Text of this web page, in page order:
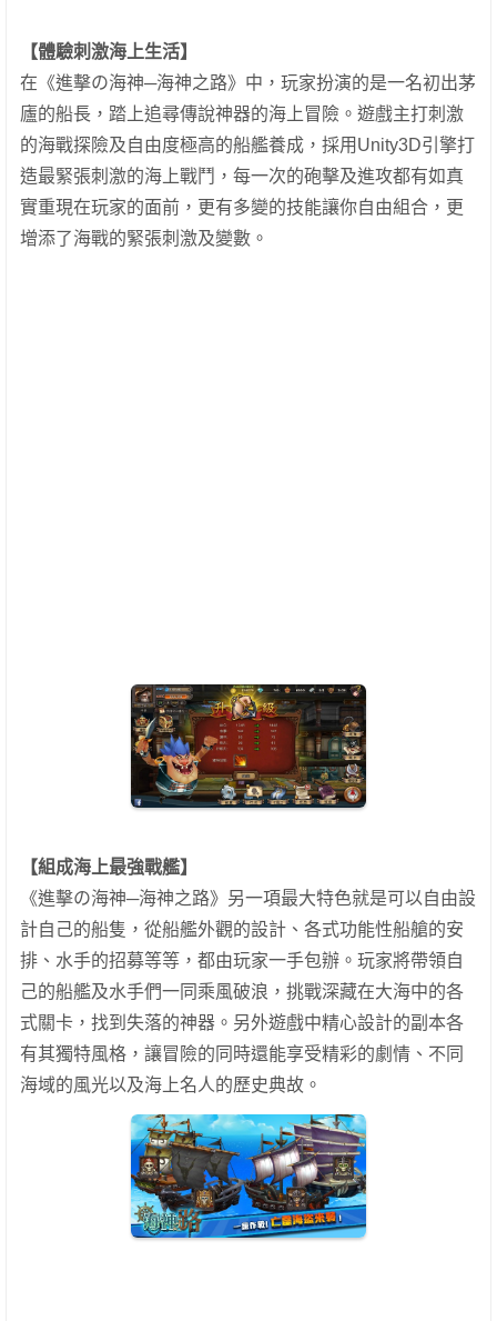
【體驗刺激海上生活】
在《進擊の海神─海神之路》中，玩家扮演的是一名初出茅
廬的船長，踏上追尋傳說神器的海上冒險。遊戲主打刺激
的海戰探險及自由度極高的船艦養成，採用Unity3D引擎打
造最緊張刺激的海上戰鬥，每一次的砲擊及進攻都有如真
實重現在玩家的面前，更有多變的技能讓你自由組合，更
增添了海戰的緊張刺激及變數。
【組成海上最強戰艦】
《進擊の海神─海神之路》另一項最大特色就是可以自由設
計自己的船隻，從船艦外觀的設計、各式功能性船艙的安
排、水手的招募等等，都由玩家一手包辦。玩家將帶領自
己的船艦及水手們一同乘風破浪，挑戰深藏在大海中的各
式關卡，找到失落的神器。另外遊戲中精心設計的副本各
有其獨特風格，讓冒險的同時還能享受精彩的劇情、不同
海域的風光以及海上名人的歷史典故。